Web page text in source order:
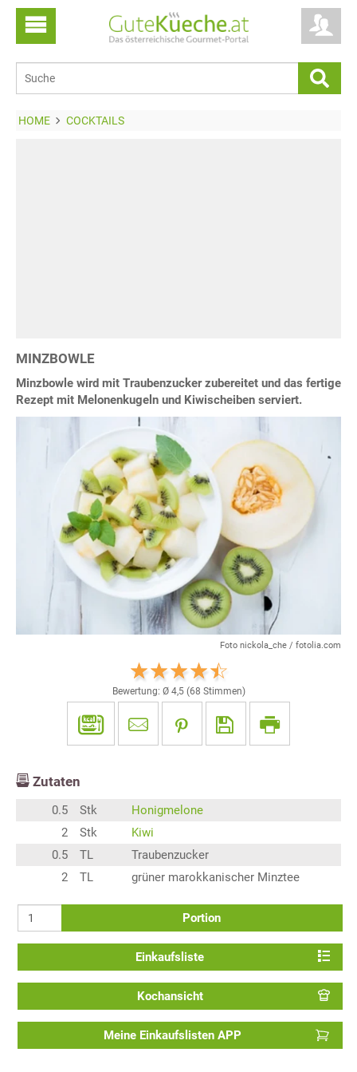
HOME COCKTAILS
MINZBOWLE
Minzbowle wird mit Traubenzucker zubereitet und das fertige
Rezept mit Melonenkugeln und Kiwischeiben serviert.
Foto nickola_che / fotolia.com
Bewertung: Ø 4,5(68 Stimmen)
Zutaten
0.5 Stk
Honigmelone
2
Stk
Kiwi
0.5
TL
Traubenzucker
2
TL grüner marokkanischer Minztee
Portion
Einkaufsliste
Kochansicht
Meine Einkaufslisten APP